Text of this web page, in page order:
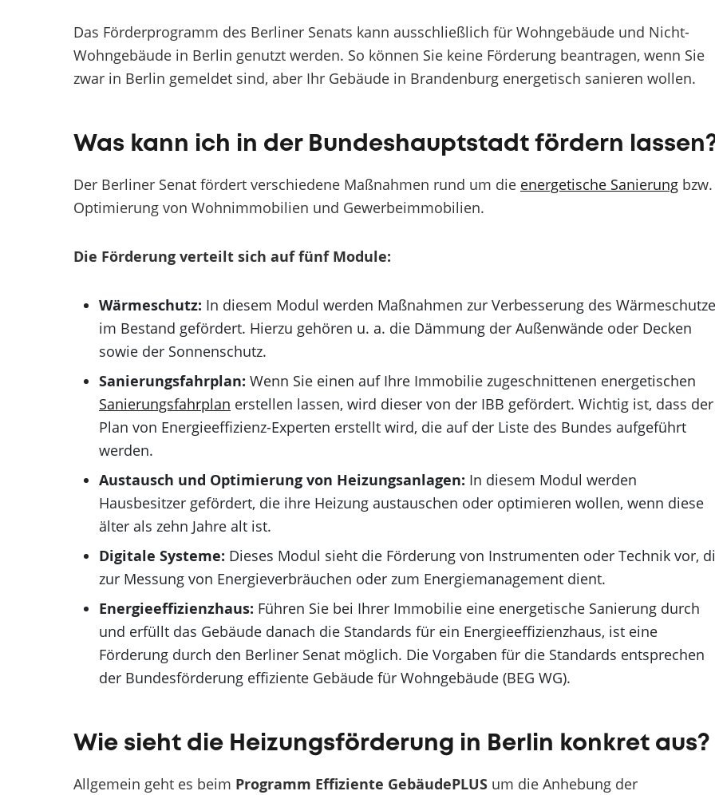
Das Förderprogramm des Berliner Senats kann ausschließlich für Wohngebäude und Nicht-
Wohngebäude in Berlin genutzt werden. So können Sie keine Förderung beantragen, wenn Sie
zwar in Berlin gemeldet sind, aber Ihr Gebäude in Brandenburg energetisch sanieren wollen.
Was kann ich in der Bundeshauptstadt fördern
Der Berliner Senat fördert verschiedene Maßnahmen rund um die energetische Sanierung bzw.
Optimierung von Wohnimmobilien und Gewerbeimmobilien.
Die Förderung verteilt sich auf fünf Module:
Wärmeschutz: In diesem Modul werden Maßnahmen zur Verbesserung des
im Bestand gefördert. Hierzu gehören u. a. die Dämmung der Außenwände oder Decken
sowie der Sonnenschutz.
Sanierungsfahrplan: Wenn Sie einen auf Ihre Immobilie zugeschnittenen energetischen
Sanierungsfahrplan erstellen lassen, wird dieser von der IBB gefördert. Wichtig ist, dass der
Plan von Energieeffizienz-Experten erstellt wird, die auf der Liste des Bundes aufgeführt
werden.
Austausch und Optimierung von Heizungsanlagen: In diesem Modul werden
Hausbesitzer gefördert, die ihre Heizung austauschen oder optimieren wollen, wenn diese
älter als zehn Jahre alt ist.
Digitale Systeme: Dieses Modul sieht die Förderung von Instrumenten oder Technik vor,
zur Messung von Energieverbräuchen oder zum Energiemanagement dient.
Energieeffizienzhaus: Führen Sie bei Ihrer Immobilie eine energetische Sanierung durch
und erfüllt das Gebäude danach die Standards für ein Energieeffizienzhaus, ist eine
Förderung durch den Berliner Senat möglich. Die Vorgaben für die Standards entsprechen
der Bundesförderung effiziente Gebäude für Wohngebäude (BEG WG).
Wie sieht die Heizungsförderung in Berlin konkret aus?
Allgemein geht es beim Programm Effiziente GebäudePLUS um die Anhebung der